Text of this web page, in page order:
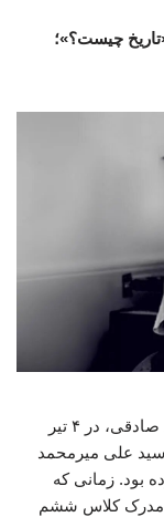
چیست؟»؛
حسن کامشاد، با نام اصلی سیدحسن میرمحمد صادقی، در ۴ تیر
سید علی میرمحمد
بود. زمانی که
و مدرک کلاس ششم